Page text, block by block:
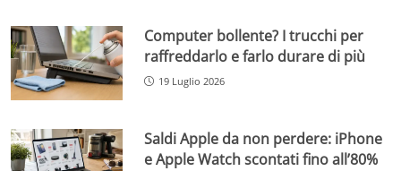
Computer bollente? I trucchi per
raffreddarlo e farlo durare di più
19 Luglio 2026
Saldi Apple da non perdere: iPhone
e Apple Watch scontati fino all’80%